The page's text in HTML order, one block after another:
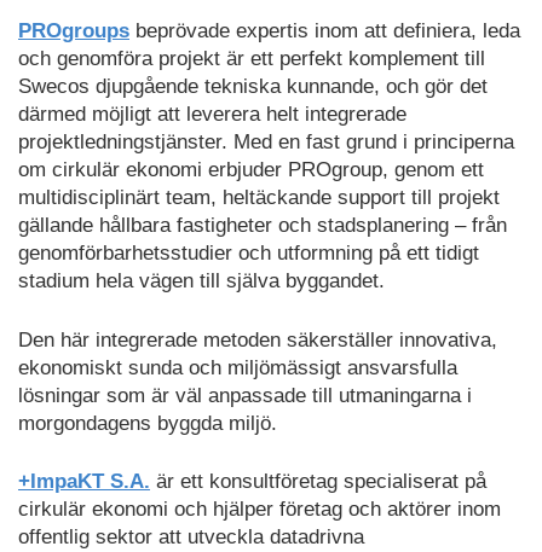
PROgroups beprövade expertis inom att definiera, leda
och genomföra projekt är ett perfekt komplement till
Swecos djupgående tekniska kunnande, och gör det
därmed möjligt att leverera helt integrerade
projektledningstjänster. Med en fast grund i principerna
om cirkulär ekonomi erbjuder PROgroup, genom ett
multidisciplinärt team, heltäckande support till projekt
gällande hållbara fastigheter och stadsplanering – från
genomförbarhetsstudier och utformning på ett tidigt
stadium hela vägen till själva byggandet.
Den här integrerade metoden säkerställer innovativa,
ekonomiskt sunda och miljömässigt ansvarsfulla
lösningar som är väl anpassade till utmaningarna i
morgondagens byggda miljö.
+ImpaKT S.A. är ett konsultföretag specialiserat på
cirkulär ekonomi och hjälper företag och aktörer inom
offentlig sektor att utveckla datadrivna